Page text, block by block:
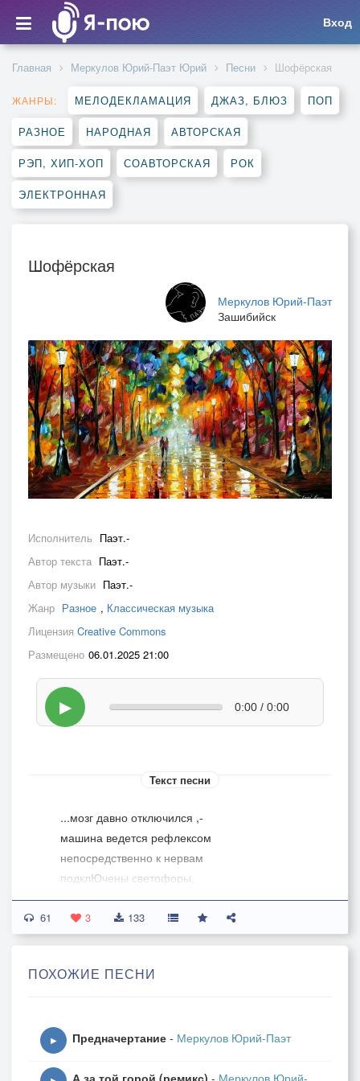
Вход
Главная Меркулов Юрий-Паэт Юрий Песни Шофёрская
ЖАНРЫ: МЕЛОДЕКЛАМАЦИЯ ДЖАЗ, БЛЮЗ ПОП
РАЗНОЕ НАРОДНАЯ АВТОРСКАЯ
РЭП, ХИП-ХОП СОАВТОРСКАЯ РОК
ЭЛЕКТРОННАЯ
Шофёрская
Меркулов Юрий-Паэт
Зашибийск
Исполнитель Паэт.-
Автор текста Паэт.-
Автор музыки Паэт.-
Жанр Разное , Классическая музыка
Лицензия Creative Commons
Размещено 06.01.2025 21:00
▶ 0:00 / 0:00
Текст песни
...мозг давно отключился ,-
машина ведется рефлексом
непосредственно к нервам
подклЮчены светофоры,
все пространства земли
жестко поделенЫ на отрезки
просторы
не хочется ехать
61 3 133
ПОХОЖИЕ ПЕСНИ
▶ Предначертание - Меркулов Юрий-Паэт